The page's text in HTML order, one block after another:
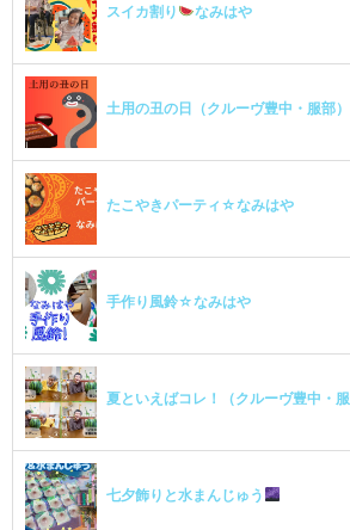
スイカ割り なみはや
土用の丑の日（クルーヴ豊中・服部）
たこやきパーティ☆なみはや
手作り風鈴☆なみはや
夏といえばコレ！（クルーヴ豊中・服
七夕飾りと水まんじゅう